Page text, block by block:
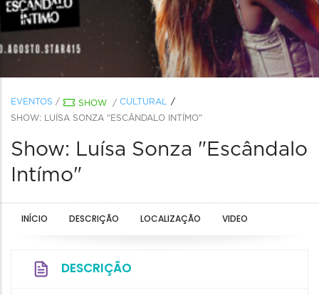
EVENTOS / SHOW / CULTURAL
SHOW: LUÍSA SONZA "ESCÂNDALO INTÍMO"
Show: Luísa Sonza "Escândalo
Intímo"
INÍCIO DESCRIÇÃO LOCALIZAÇÃO VIDEO
DESCRIÇÃO